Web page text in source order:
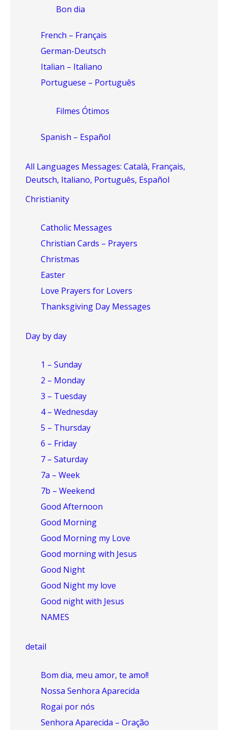
Bon dia
French – Français
German-Deutsch
Italian – Italiano
Portuguese – Português
Filmes Ótimos
Spanish – Español
All Languages Messages: Català, Français,
Deutsch, Italiano, Português, Español
Christianity
Catholic Messages
Christian Cards – Prayers
Christmas
Easter
Love Prayers for Lovers
Thanksgiving Day Messages
Day by day
1 – Sunday
2 – Monday
3 – Tuesday
4 – Wednesday
5 – Thursday
6 – Friday
7 – Saturday
7a – Week
7b – Weekend
Good Afternoon
Good Morning
Good Morning my Love
Good morning with Jesus
Good Night
Good Night my love
Good night with Jesus
NAMES
detail
Bom dia, meu amor, te amo!!
Nossa Senhora Aparecida
Rogai por nós
Senhora Aparecida – Oração